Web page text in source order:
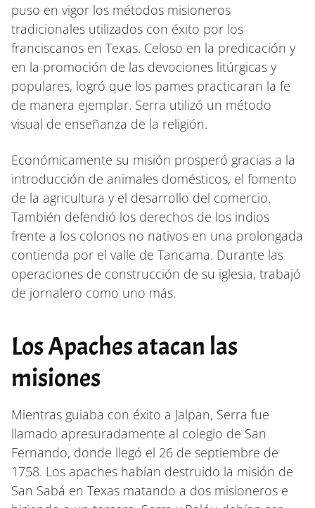
puso en vigor los métodos misioneros
tradicionales utilizados con éxito por los
franciscanos en Texas. Celoso en la predicación y
en la promoción de las devociones litúrgicas y
populares, logró que los pames practicaran la fe
de manera ejemplar. Serra utilizó un método
visual de enseñanza de la religión.
Económicamente su misión prosperó gracias a la
introducción de animales domésticos, el fomento
de la agricultura y el desarrollo del comercio.
También defendió los derechos de los indios
frente a los colonos no nativos en una prolongada
contienda por el valle de Tancama. Durante las
operaciones de construcción de su iglesia, trabajó
de jornalero como uno más.
Los Apaches atacan las
misiones
Mientras guiaba con éxito a Jalpan, Serra fue
llamado apresuradamente al colegio de San
Fernando, donde llegó el 26 de septiembre de
1758. Los apaches habían destruido la misión de
San Sabá en Texas matando a dos misioneros e